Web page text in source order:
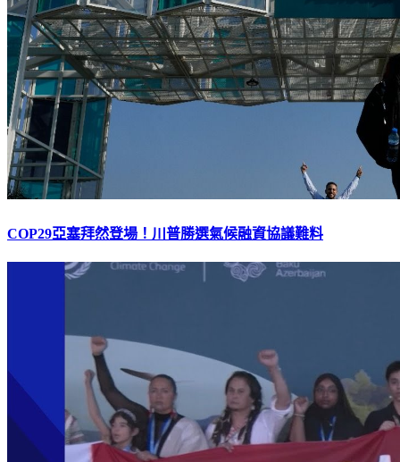
COP29亞塞拜然登場！川普勝選氣候融資協議難料